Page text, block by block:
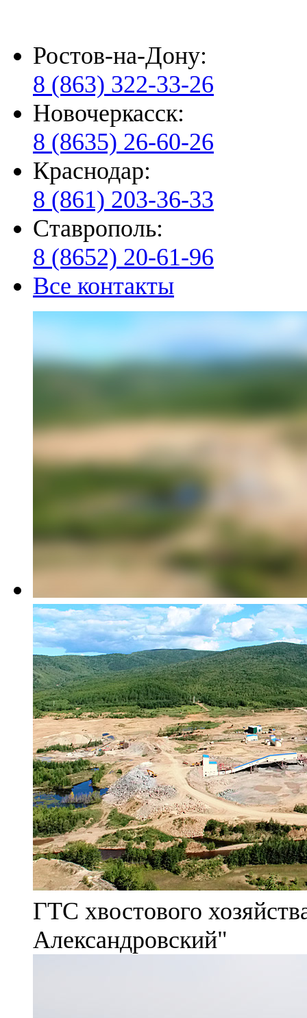
Ростов-на-Дону:
8 (863) 322-33-26
Новочеркасск:
8 (8635) 26-60-26
Краснодар:
8 (861) 203-36-33
Ставрополь:
8 (8652) 20-61-96
Все контакты
ГТС хвостового
Александровский"